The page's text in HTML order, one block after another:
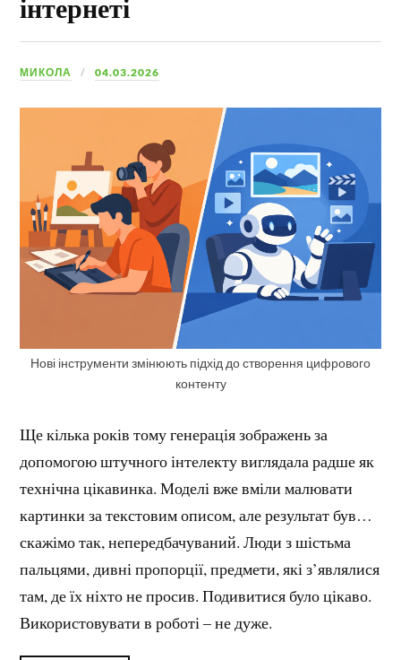
МИКОЛА 04.03.2026
Нові інструменти змінюють підхід до створення цифрового
контенту
Ще кілька років тому генерація зображень за
допомогою штучного інтелекту виглядала радше як
технічна цікавинка. Моделі вже вміли малювати
картинки за текстовим описом, але результат був…
скажімо так, непередбачуваний. Люди з шістьма
пальцями, дивні пропорції, предмети, які з’являлися
там, де їх ніхто не просив. Подивитися було цікаво.
Використовувати в роботі – не дуже.